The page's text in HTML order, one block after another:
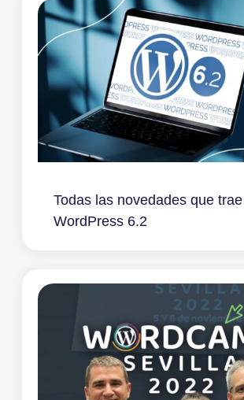
Todas las novedades que trae
WordPress 6.2